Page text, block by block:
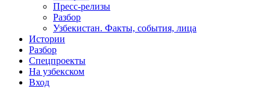
Пресс-релизы
Разбор
Узбекистан. Факты, события, лица
Истории
Разбор
Спецпроекты
На узбекском
Вход